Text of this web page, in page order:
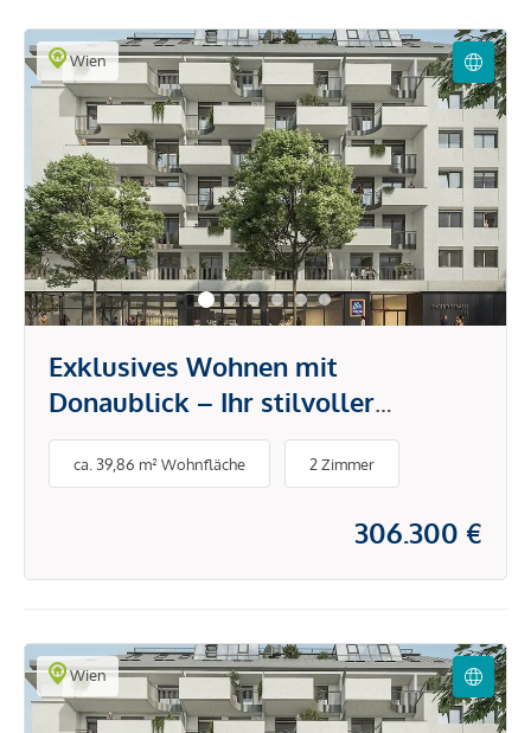
Wien
Exklusives Wohnen mit
Donaublick – Ihr stilvoller
Rückzugsort in der Stadt
ca. 39,86 m² Wohnfläche 2 Zimmer
306.300 €
Wien